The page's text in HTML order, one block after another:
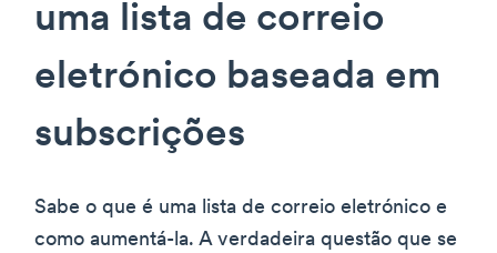
uma lista de correio
eletrónico baseada em
subscrições
Sabe o que é uma lista de correio eletrónico e
como aumentá-la. A verdadeira questão que se